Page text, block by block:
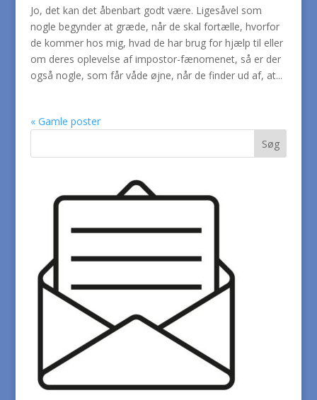
Jo, det kan det åbenbart godt være. Ligesåvel som
nogle begynder at græde, når de skal fortælle, hvorfor
de kommer hos mig, hvad de har brug for hjælp til eller
om deres oplevelse af impostor-fænomenet, så er der
også nogle, som får våde øjne, når de finder ud af, at...
« Gamle poster